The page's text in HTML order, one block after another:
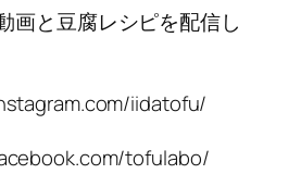
画と豆腐レシピを配信し
iidatofu/
tofulabo/